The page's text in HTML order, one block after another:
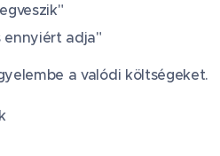
ennyiért adja"
a valódi költségeket.